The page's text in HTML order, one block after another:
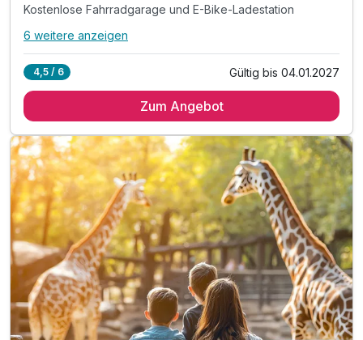
Kostenlose Fahrradgarage und E-Bike-Ladestation
Alle Inklusivleistungen
3x reichhaltiges Frühstück vom Buffet
Kostenlose Fahrradgarage und E-Bike-Ladestation
Fahrradkarte mit Routen für unvergessliche Touren
1x Klassische Teilmassage für alle (20 Min)
1x Fußreflexmassage mit Bad für alle (40 Min.)
BONUS: 1× Eintritt zur Burg Loket pro Person
inkl. Leihbademantel und Hausschuhe im Zimmer
inkl. WLAN-Nutzung im gesamten Hotel
6 weitere anzeigen
4,5 / 6 Gültig bis 04.01.2027
Zum Angebot